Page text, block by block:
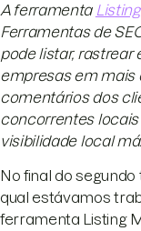
A ferramenta
Ferramentas de
pode listar, rastrear
empresas em mais
comentários dos
concorrentes
visibilidade local
No final do
qual estávamos
ferramenta Listing